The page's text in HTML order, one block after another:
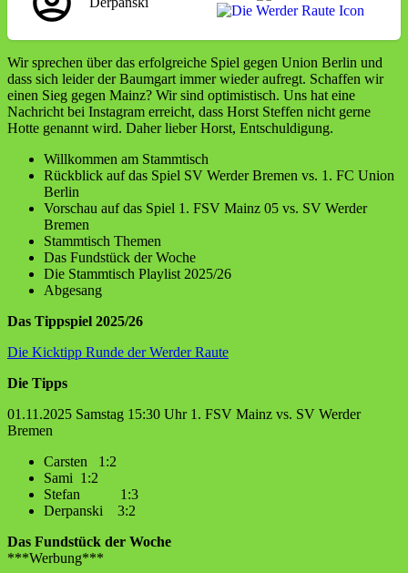
Wir sprechen über das erfolgreiche Spiel gegen Union Berlin und
dass sich leider der Baumgart immer wieder aufregt. Schaffen wir
einen Sieg gegen Mainz? Wir sind optimistisch. Uns hat eine
Nachricht bei Instagram erreicht, dass Horst Steffen nicht gerne
Hotte genannt wird. Daher lieber Horst, Entschuldigung.
Willkommen am Stammtisch
Rückblick auf das Spiel SV Werder Bremen vs. 1. FC Union
Berlin
Vorschau auf das Spiel 1. FSV Mainz 05 vs. SV Werder
Bremen
Stammtisch Themen
Das Fundstück der Woche
Die Stammtisch Playlist 2025/26
Abgesang
Das Tippspiel 2025/26
Die Kicktipp Runde der Werder Raute
Die Tipps
01.11.2025 Samstag 15:30 Uhr 1. FSV Mainz vs. SV Werder
Bremen
Carsten 1:2
Sami 1:2
Stefan 1:3
Derpanski 3:2
Das Fundstück der Woche
***Werbung***